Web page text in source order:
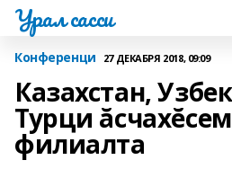
Урал сасси
Конференци 27 ДЕКАБРЯ 2018, 09:09
Казахстан,
Турци
филиалта